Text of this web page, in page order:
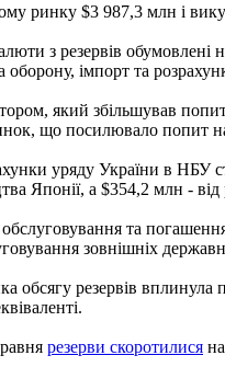
ринку $3 987,3 млн і
з резервів
оборону, імпорт та
який збільшував
що посилювало попит
уряду України в НБУ
Японії, а $354,2 млн -
обслуговування та
зовнішніх
обсягу резервів вплинула
резерви скоротилися